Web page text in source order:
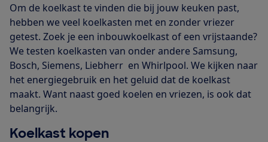
Om de koelkast te vinden die bij jouw keuken past,
hebben we veel koelkasten met en zonder vriezer
getest. Zoek je een inbouwkoelkast of een vrijstaande?
We testen koelkasten van onder andere Samsung,
Bosch, Siemens, Liebherr en Whirlpool. We kijken naar
het energiegebruik en het geluid dat de koelkast
maakt. Want naast goed koelen en vriezen, is ook dat
belangrijk.
Koelkast kopen